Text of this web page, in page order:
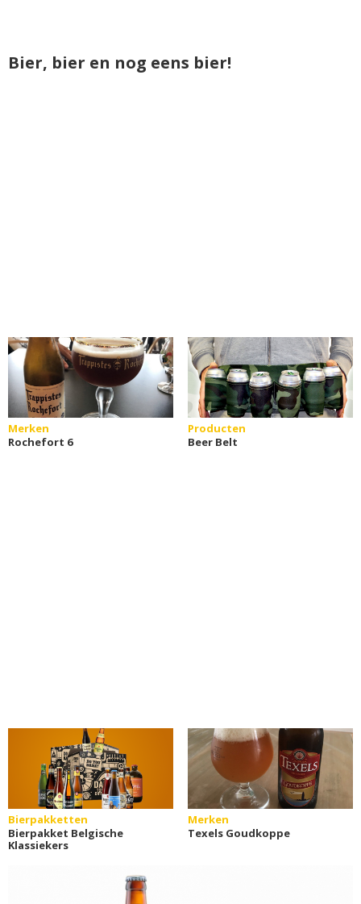
Bier, bier en nog eens bier!
Merken
Rochefort 6
Producten
Beer Belt
Bierpakketten
Bierpakket Belgische
Klassiekers
Merken
Texels Goudkoppe